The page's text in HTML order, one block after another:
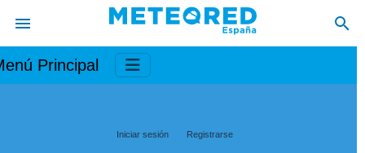
Principal
Iniciar sesión Registrarse